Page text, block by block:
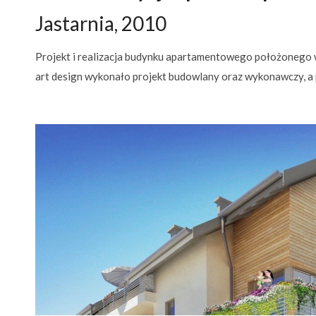
Jastarnia, 2010
Projekt i realizacja budynku apartamentowego
art design wykonało projekt budowlany oraz wykonawczy,